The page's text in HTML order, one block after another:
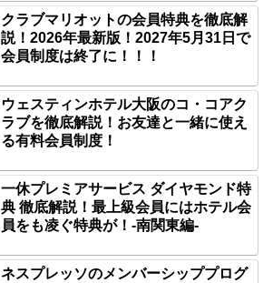
クラブマリオットの会員特典を徹底解
説！2026年最新版！2027年5月31日で
会員制度は終了に！！！
ウェスティンホテル大阪のコ・コアク
ラブを徹底解説！お友達と一緒に使え
る有料会員制度！
一休プレミアサービス ダイヤモンド特
典 徹底解説！最上級会員にはホテル会
員をも凌ぐ特典が！-南関東編-
ネスプレッソのメンバーシッププログ